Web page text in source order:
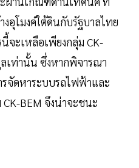
อุโมงค์ใต้ดินกับรัฐบาลไทย
จะเหลือเพียงกลุ่ม CK-
ลเท่านั้น ซึ่งหากพิจารณา
รจัดหาระบบรถไฟฟ้าและ
CK-BEM จึงน่าจะชนะ